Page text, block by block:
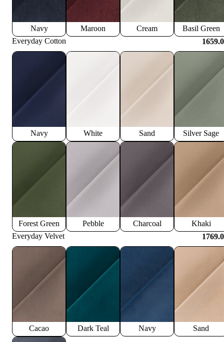
Navy Maroon Cream
Basil Green
Everyday Cotton
Navy White Sand Silver Sage
Forest Green Pebble Charcoal
Khaki
Everyday Velvet
Cacao Dark Teal Navy Sand